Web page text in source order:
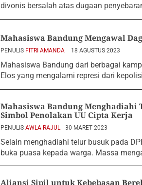
divonis bersalah atas dugaan
Mahasiswa Bandung Mengawal
PENULIS FITRI AMANDA 18 AGUSTUS 2023
Mahasiswa Bandung dari berbagai
Elos yang mengalami represi dari
Mahasiswa Bandung Menghadiahi
Simbol Penolakan UU Cipta Kerja
PENULIS AWLA RAJUL 30 MARET 2023
Selain menghadiahi telur busuk pada
buka puasa kepada warga. Massa
Aliansi Sipil untuk Kebebasan